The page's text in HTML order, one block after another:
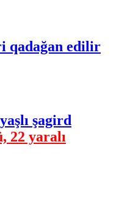
qadağan edilir
şagird
22 yaralı